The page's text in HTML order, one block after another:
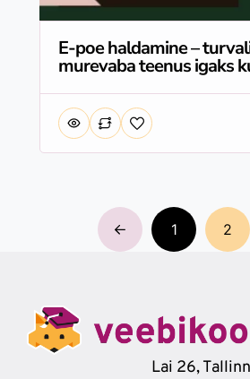
E-poe haldamine –
murevaba teenus igaks
1 2
Lai 26, Tallinn